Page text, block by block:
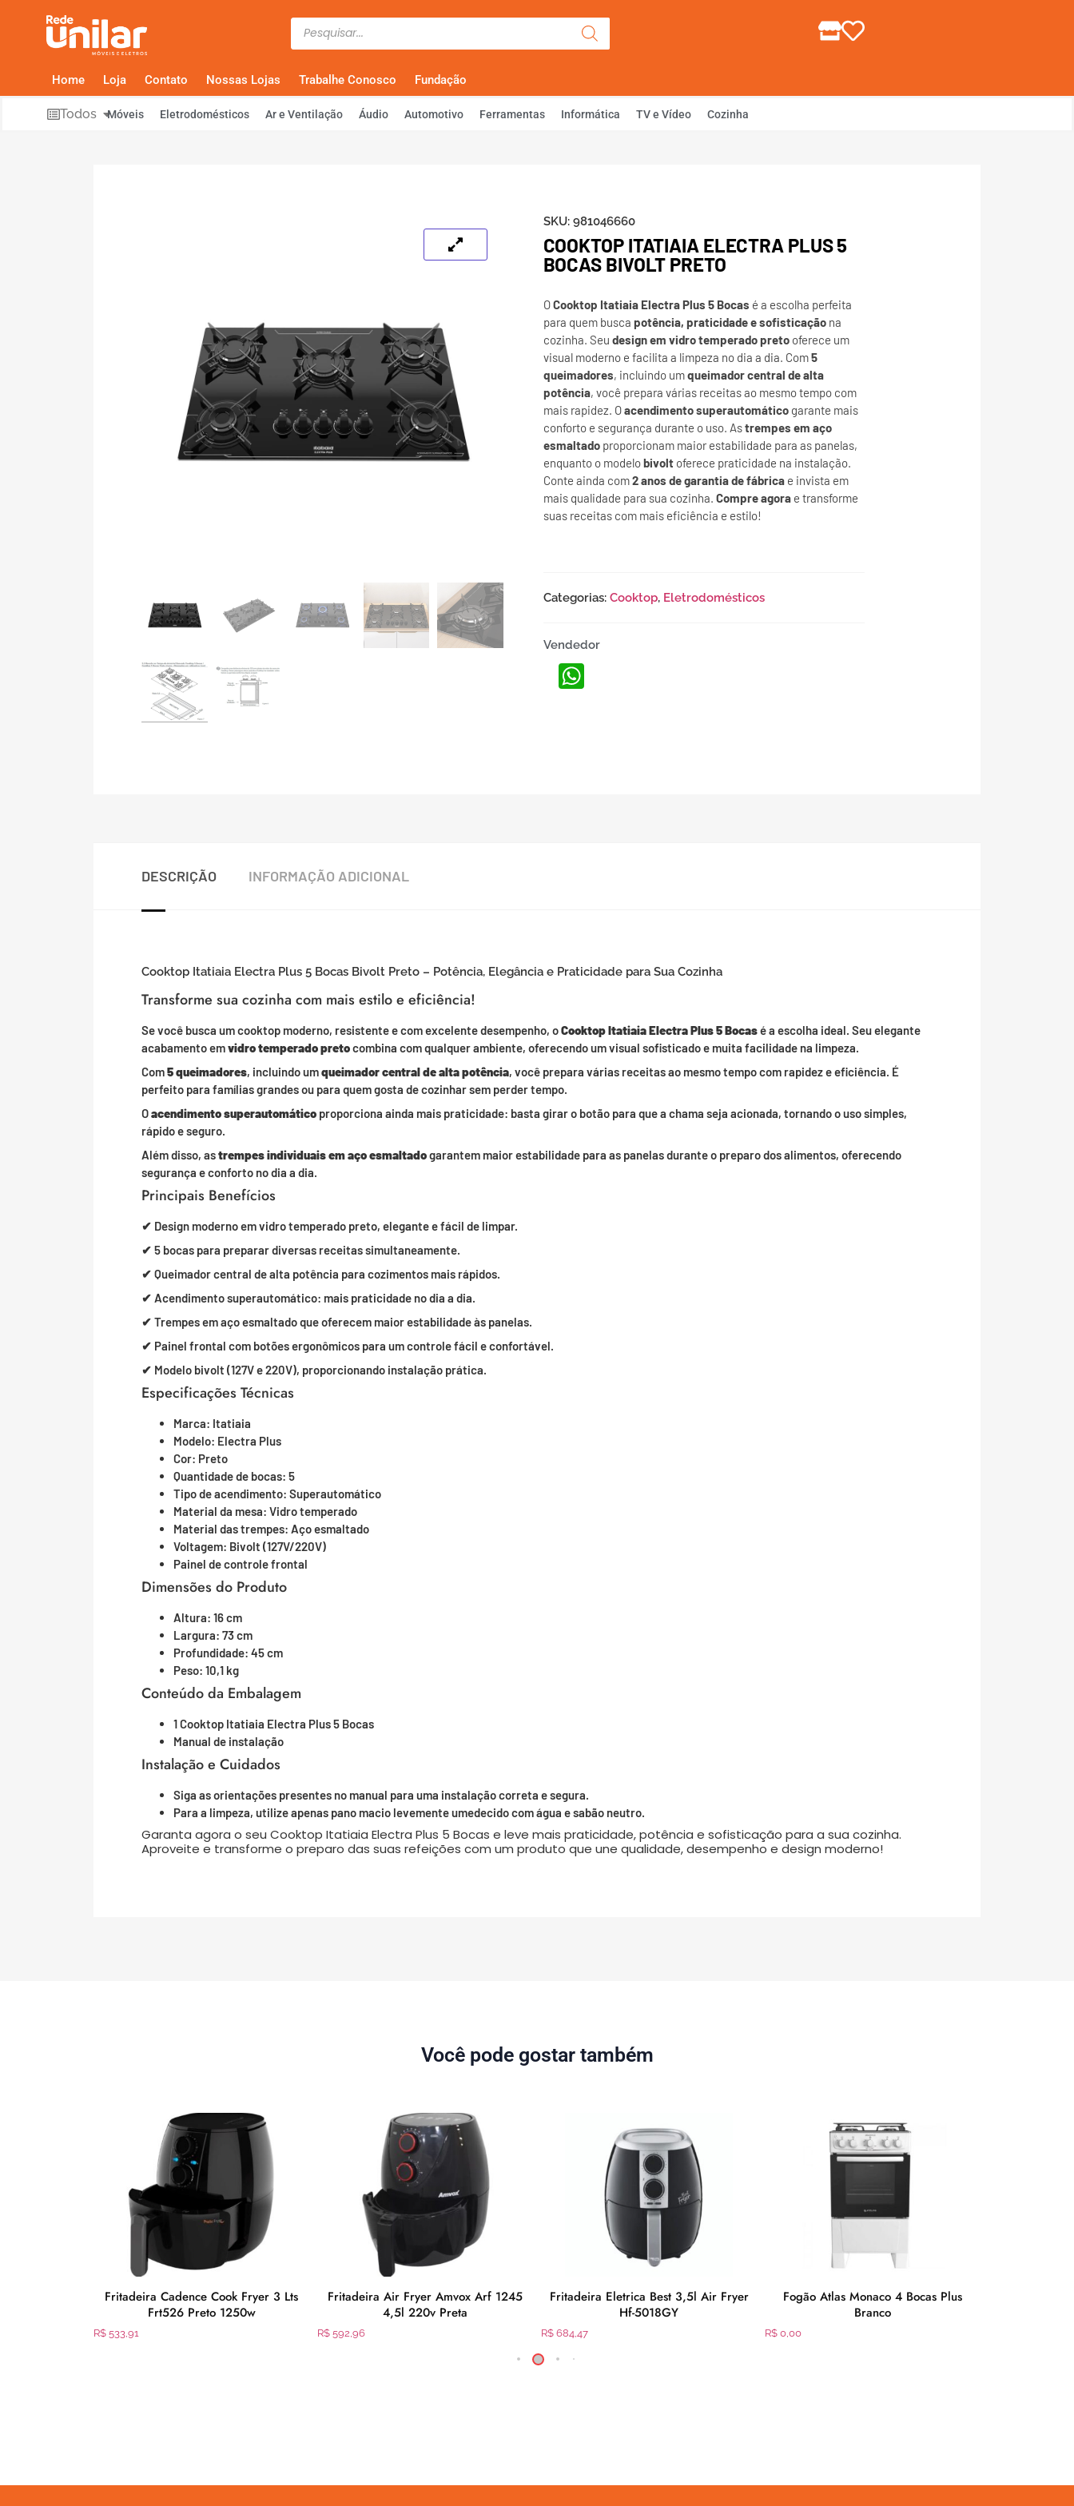
Olá, Faça Login ou Cadastre-se
Home Loja Contato Nossas Lojas Trabalhe Conosco Fundação
Todos Móveis Eletrodomésticos Ar e Ventilação Áudio Automotivo Ferramentas Informática TV e Vídeo Cozinha
SKU: 981046660
COOKTOP ITATIAIA ELECTRA PLUS 5
BOCAS BIVOLT PRETO
OCooktop Itatiaia Electra Plus 5 Bocas é a escolha perfeita
para quem busca potência, praticidade e sofisticaçãona
cozinha. Seu design em vidro temperado pretooferece um
visual moderno e facilita a limpeza no dia a dia. Com5
queimadores, incluindo umqueimador central de alta
potência, você prepara várias receitas ao mesmo tempo com
mais rapidez. Oacendimento superautomáticogarante mais
conforto e segurança durante o uso. Astrempes em aço
esmaltadoproporcionam maior estabilidade para as panelas,
enquanto o modelobivoltoferece praticidade na instalação.
Conte ainda com2 anos de garantia de fábricae invista em
mais qualidade para sua cozinha. Compre agorae transforme
suas receitas com mais eficiência e estilo!
Categorias: Cooktop, Eletrodomésticos
Vendedor
WhatsApp
DESCRIÇÃO INFORMAÇÃO ADICIONAL
Cooktop Itatiaia Electra Plus 5 Bocas Bivolt Preto – Potência, Elegância e Praticidade para Sua Cozinha
Transforme sua cozinha com mais estilo e eficiência!
Se você busca um cooktop moderno, resistente e com excelente desempenho, oCooktop Itatiaia Electra Plus 5 Bocasé a escolha ideal. Seu elegante
acabamento emvidro temperado pretocombina com qualquer ambiente, oferecendo um visual sofisticado e muita facilidade na limpeza.
Com5 queimadores, incluindo umqueimador central de alta potência, você prepara várias receitas ao mesmo tempo com rapidez e eficiência. É
perfeito para famílias grandes ou para quem gosta de cozinhar sem perder tempo.
Oacendimento superautomático proporciona ainda mais praticidade: basta girar o botão para que a chama seja acionada, tornando o uso simples,
rápido e seguro.
Além disso, astrempes individuais em aço esmaltadogarantem maior estabilidade para as panelas durante o preparo dos alimentos, oferecendo
segurança e conforto no dia a dia.
Principais Benefícios
✔ Design moderno em vidro temperado preto, elegante e fácil de limpar.
✔ 5 bocas para preparar diversas receitas simultaneamente.
✔ Queimador central de alta potência para cozimentos mais rápidos.
✔ Acendimento superautomático: mais praticidade no dia a dia.
✔ Trempes em aço esmaltado que oferecem maior estabilidade às panelas.
✔ Painel frontal com botões ergonômicos para um controle fácil e confortável.
✔ Modelo bivolt (127V e 220V), proporcionando instalação prática.
Especificações Técnicas
Marca: Itatiaia
Modelo: Electra Plus
Cor: Preto
Quantidade de bocas: 5
Tipo de acendimento: Superautomático
Material da mesa: Vidro temperado
Material das trempes: Aço esmaltado
Voltagem: Bivolt (127V/220V)
Painel de controle frontal
Dimensões do Produto
Altura: 16 cm
Largura: 73 cm
Profundidade: 45 cm
Peso: 10,1 kg
Conteúdo da Embalagem
1 Cooktop Itatiaia Electra Plus 5 Bocas
Manual de instalação
Instalação e Cuidados
Siga as orientações presentes no manual para uma instalação correta e segura.
Para a limpeza, utilize apenas pano macio levemente umedecido com água e sabão neutro.
Garanta agora o seu Cooktop Itatiaia Electra Plus 5 Bocas e leve mais praticidade, potência e sofisticação para a sua cozinha.
Aproveite e transforme o preparo das suas refeições com um produto que une qualidade, desempenho e design moderno!
Você pode gostar também
Fritadeira Cadence Cook Fryer 3 Lts
Frt526 Preto 1250w
R$ 533,91
Fritadeira Air Fryer Amvox Arf 1245
4,5l 220v Preta
R$ 592,96
Fritadeira Eletrica Best 3,5l Air Fryer
Hf-5018GY
R$ 684,47
Fogão Atlas Monaco 4 Bocas Plus
Branco
R$ 0,00